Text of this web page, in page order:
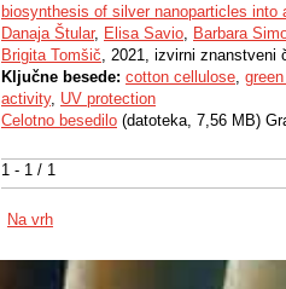
1 - 1 / 1
biosynthesis of silver nanoparticles
Danaja Štular, Elisa Savio, Barbara
Brigita Tomšič, 2021, izvirni znanstveni
Ključne besede: cotton cellulose,
activity, UV protection
Celotno besedilo (datoteka, 7,56 MB)
Na vrh